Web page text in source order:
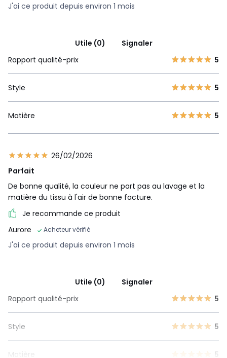
J'ai ce produit depuis environ 1 mois
Utile (0)
Signaler
Rapport qualité-prix
5
Style 5
Matière 5
26/02/2026
Parfait
De bonne qualité, la couleur ne part pas au lavage et la
matière du tissu à l'air de bonne facture.
Je recommande ce produit
Aurore
Acheteur vérifié
J'ai ce produit depuis environ 1 mois
Utile (0)
Signaler
Rapport qualité-prix
5
Style 5
Matière 5